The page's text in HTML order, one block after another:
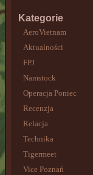
Kategorie
AeroVietnam
Aktualności
FPJ
Namstock
Operacja Poniec
Recenzja
Relacja
Technika
Tigermeet
Vice Poznań